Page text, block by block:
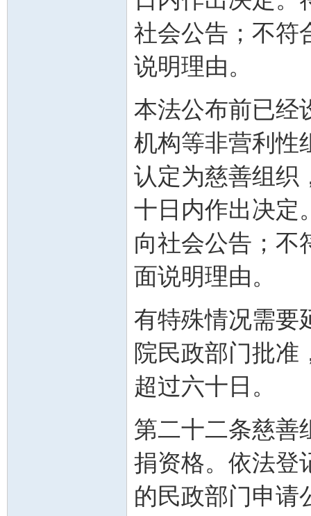
社会公告；不符
说明理由。
本法公布前已经
机构等非营利性
认定为慈善组织
十日内作出决定
向社会公告；不
面说明理由。
有特殊情况需要
院民政部门批准
超过六十日。
第二十二条慈善
捐资格。依法登
的民政部门申请